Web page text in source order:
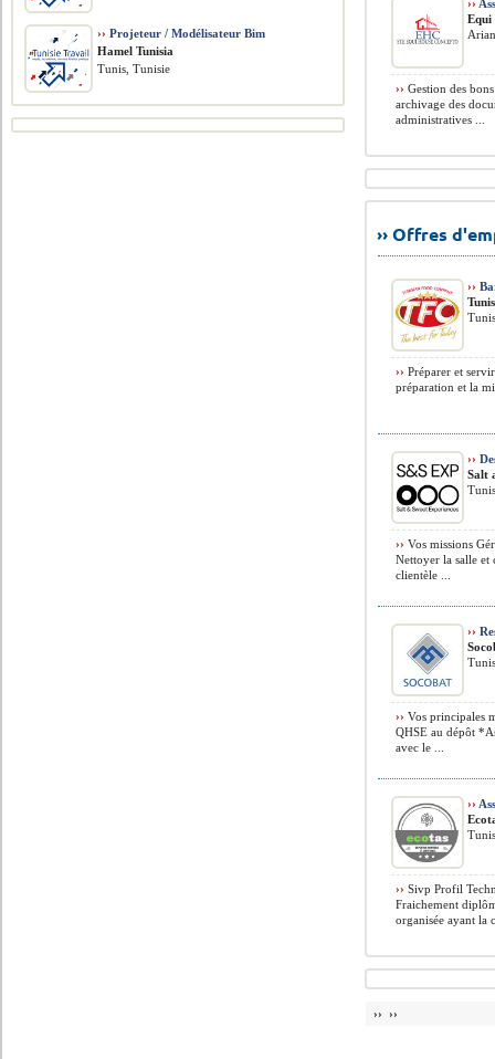
››
Equi
›› Gestion des
archivage des
administratives ...
›› Offres
››
›› Préparer et
préparation et la
››
Salt
›› Vos missions
Nettoyer la salle
clientèle ...
››
›› Vos principales
QHSE au dépôt
avec le ...
››
›› Sivp Profil
Fraichement
organisée ayant la
›› ››
›› Projeteur / Modélisateur Bim
Hamel Tunisia
Tunis, Tunisie